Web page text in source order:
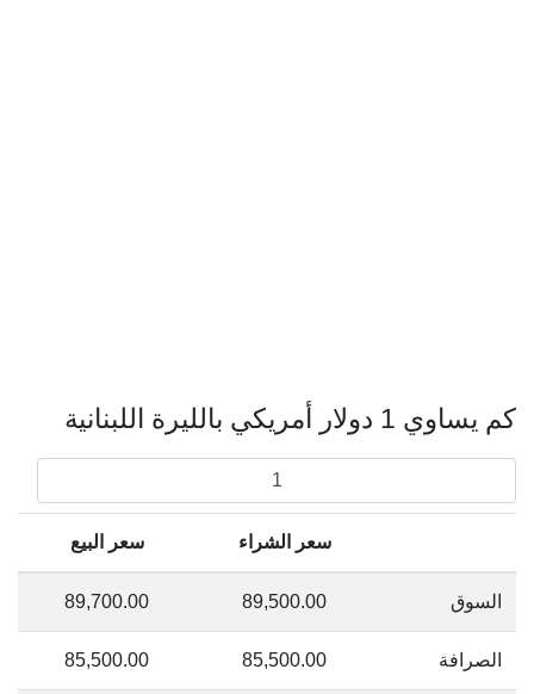
كم يساوي 1 دولار أمريكي بالليرة اللبنانية
سعر الشراء سعر البيع
السوق 89,500.00
89,700.00
الصرافة 85,500.00
85,500.00